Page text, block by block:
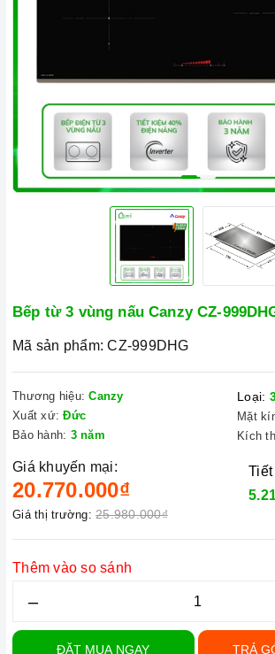
Bếp từ 3 vùng nấu Canzy CZ-
Mã sản phẩm: CZ-999DHG
Thương hiệu: Canzy
Xuất xứ: Đức
Bảo hành: 3 năm
Loại:
Mặt
Kích
Giá khuyến mại:
20.770.000₫
Giá thị trường: 25.980.000₫
Tiết
Thêm vào so sánh
–
ĐẶT MUA NGAY TRẢ